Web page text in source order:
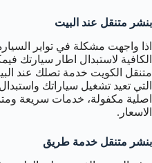
بنشر متنقل عند البيت
اذا واجهت مشكلة في تواير
الكافية لاستبدال اطار سيارتك
متنقل الكويت خدمة تصلك عند
التي تعيد تشغيل سياراتك
اصلية مكفولة، خدمات سريعة
الاسعار.
بنشر متنقل خدمة طريق